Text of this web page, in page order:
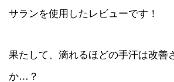
サランを使用したレビューです！
果たして、滴れるほどの手汗は改善
か…？